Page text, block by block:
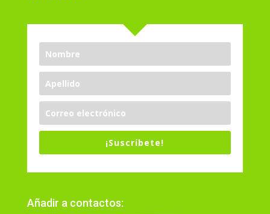
¡Suscríbete!
Añadir a contactos: